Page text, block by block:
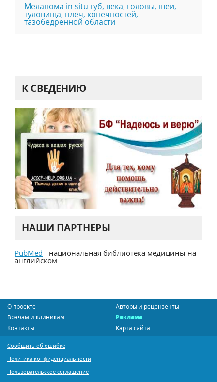
Меланома in situ губ, века, головы, шеи,
туловища, плеч, конечностей,
тазобедренной области
К СВЕДЕНИЮ
НАШИ ПАРТНЕРЫ
PubMed - национальная библиотека медицины на
английском
О проекте
Авторы и рецензенты
Врачам и клиникам
Реклама
Контакты
Карта сайта
Сообщить об ошибке
Политика конфиденциальности
Пользовательское соглашение